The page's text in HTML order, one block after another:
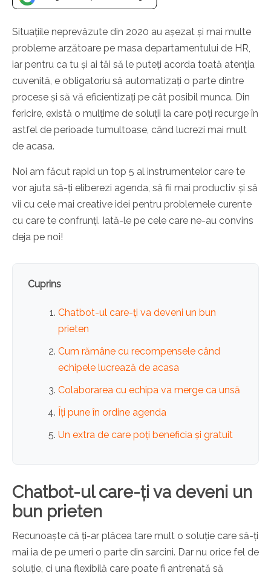
Situațiile neprevăzute din 2020 au așezat și mai multe
probleme arzătoare pe masa departamentului de HR,
iar pentru ca tu și ai tăi să le puteți acorda toată atenția
cuvenită, e obligatoriu să automatizați o parte dintre
procese și să vă eficientizați pe cât posibil munca. Din
fericire, există o mulțime de soluții la care poți recurge în
astfel de perioade tumultoase, când lucrezi mai mult
de acasa.
Noi am făcut rapid un top 5 al instrumentelor care te
vor ajuta să-ți eliberezi agenda, să fii mai productiv și să
vii cu cele mai creative idei pentru problemele curente
cu care te confrunți. Iată-le pe cele care ne-au convins
deja pe noi!
Cuprins
Chatbot-ul care-ți va deveni un bun
prieten
Cum rămâne cu recompensele când
echipele lucrează de acasa
Colaborarea cu echipa va merge ca unsă
Îți pune în ordine agenda
Un extra de care poți beneficia și gratuit
Chatbot-ul care-ți va deveni un
bun prieten
Recunoaște că ți-ar plăcea tare mult o soluție care să-ți
mai ia de pe umeri o parte din sarcini. Dar nu orice fel de
soluție, ci una flexibilă care poate fi antrenată să